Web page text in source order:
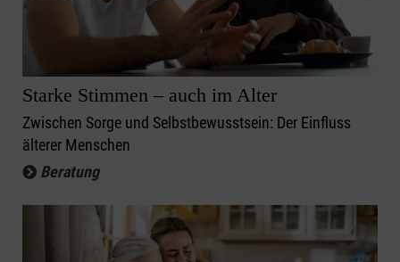
Starke Stimmen – auch im Alter
Zwischen Sorge und Selbstbewusstsein: Der Einfluss
älterer Menschen
Beratung